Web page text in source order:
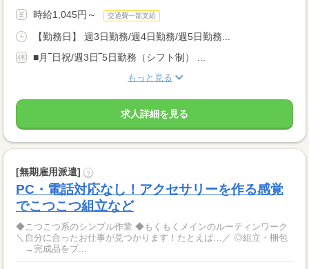
時給1,045円～ 交通費一部支給
【勤務日】 週3日勤務/週4日勤務/週5日勤務...
■月‾日祝/週3日‾5日勤務（シフト制） ...
もっと見る
求人詳細を見る
[無期雇用派遣] ?
PC・電話対応なし！アクセサリーを作る感覚
でこつこつ組立など
◆こつこつ系のシンプル作業 ◆もくもくメインのルーティンワーク
＼自分に合ったお仕事が見つかります！たとえば…／ ◎組立・梱包
→完成品をプ...